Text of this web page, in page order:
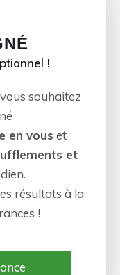
!
souhaitez
en vous et
et
résultats à la
!